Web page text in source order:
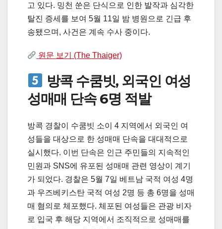
고 있다. 밍천 쑨은 단식으로 인한 발작과 심각한
탈진 증세를 보여 5월 11일 밤 병원으로 긴급 후
송됐으며, 사건은 계속 수사 중이다.
원문 보기 (The Thaiger)
방콕 수쿰빗, 외국인 여성
성매매 단속 6명 적발
방콕 경찰이 수쿰빗 소이 4 지역에서 외국인 여
성들을 대상으로 한 성매매 단속을 대대적으로
실시했다. 이번 단속은 인근 주민들의 지속적인
민원과 SNS에 유포된 성매매 관련 영상이 계기
가 되었다. 경찰은 5월 7일 베트남 국적 여성 4명
과 우즈베키스탄 국적 여성 2명 등 총 6명을 성매
매 혐의로 체포했다. 체포된 여성들은 관광 비자
로 입국 후 해당 지역에서 조직적으로 성매매를